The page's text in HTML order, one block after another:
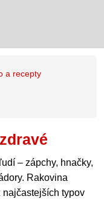
a recepty
– zápchy, hnačky,
Rakovina
najčastejších typov